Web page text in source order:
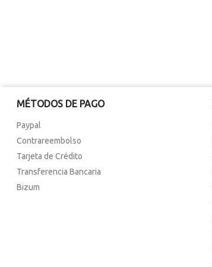
MÉTODOS DE PAGO
Paypal
Contrareembolso
Tarjeta de Crédito
Transferencia Bancaria
Bizum